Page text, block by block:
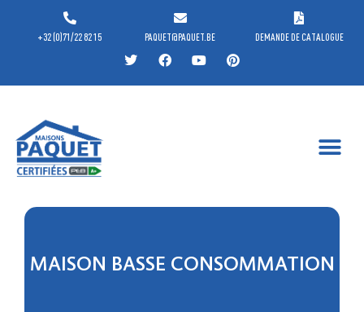
+32 (0)71/22 82 15 PAQUET@PAQUET.BE DEMANDE DE CATALOGUE
MAISON BASSE CONSOMMATION